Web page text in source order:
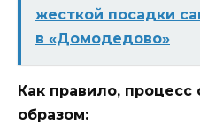
жесткой посадки
в «Домодедово»
Как правило,
образом: